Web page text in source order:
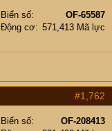
Biển số
OF-65587
Động cơ
571,413 Mã lực
#1,762
Biển số
OF-208413